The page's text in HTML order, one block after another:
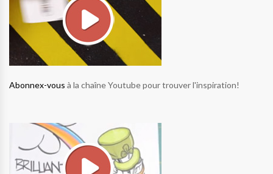
Abonnex-vous à la chaîne Youtube pour trouver l'inspiration!